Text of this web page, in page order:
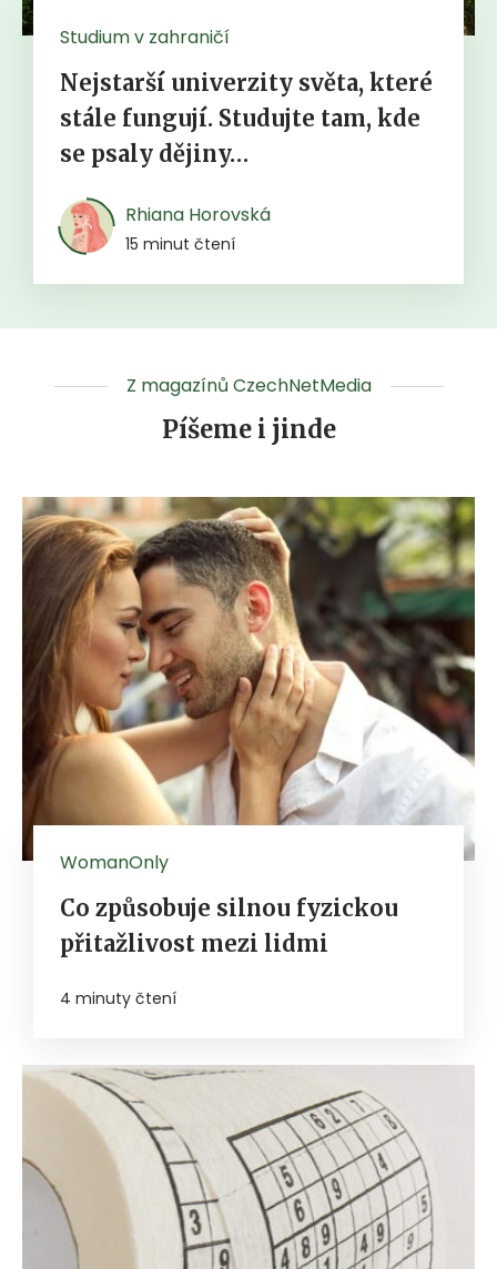
Studium v zahraničí
Nejstarší univerzity světa, které
stále fungují. Studujte tam, kde
se psaly dějiny…
Rhiana Horovská
15 minut čtení
Z magazínů CzechNetMedia
Píšeme i jinde
WomanOnly
Co způsobuje silnou fyzickou
přitažlivost mezi lidmi
4 minuty čtení